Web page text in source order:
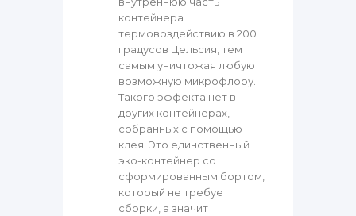
контейнера
термовоздействию в 200
градусов Цельсия, тем
самым уничтожая любую
возможную микрофлору.
Такого эффекта нет в
других контейнерах,
собранных с помощью
клея. Это единственный
эко-контейнер со
сформированным бортом,
который не требует
сборки, а значит